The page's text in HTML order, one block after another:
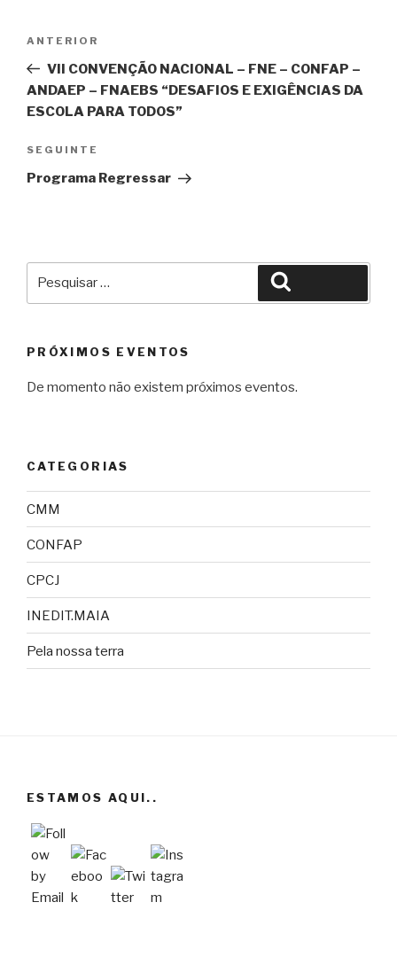
artigos
Conteúdo
anterior
ANTERIOR
VII CONVENÇÃO NACIONAL – FNE – CONFAP –
ANDAEP – FNAEBS “DESAFIOS E EXIGÊNCIAS DA
ESCOLA PARA TODOS”
Conteúdo
seguinte
SEGUINTE
Programa Regressar
PRÓXIMOS EVENTOS
De momento não existem próximos eventos.
CATEGORIAS
CMM
CONFAP
CPCJ
INEDIT.MAIA
Pela nossa terra
ESTAMOS AQUI..